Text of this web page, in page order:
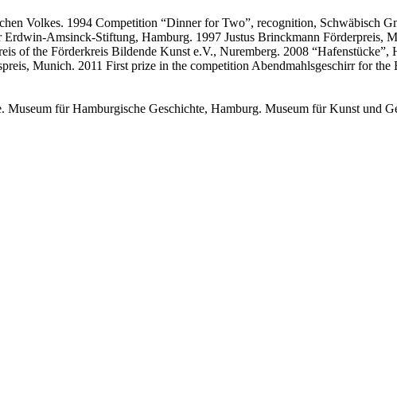
Volkes. 1994 Competition “Dinner for Two”, recognition, Schwäbisch
Amsinck-Stiftung, Hamburg. 1997 Justus Brinckmann Förderpreis,
of the Förderkreis Bildende Kunst e.V., Nuremberg. 2008
Munich. 2011 First prize in the competition Abendmahlsgeschirr for
für Hamburgische Geschichte, Hamburg. Museum für Kunst und